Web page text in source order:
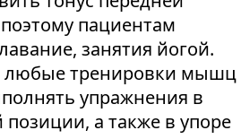
пациентам
занятия йогой.
любые тренировки мышц
упражнения в
а также в упоре